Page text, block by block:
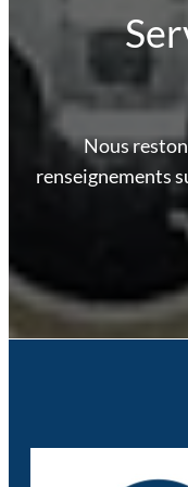
Nous
renseignements